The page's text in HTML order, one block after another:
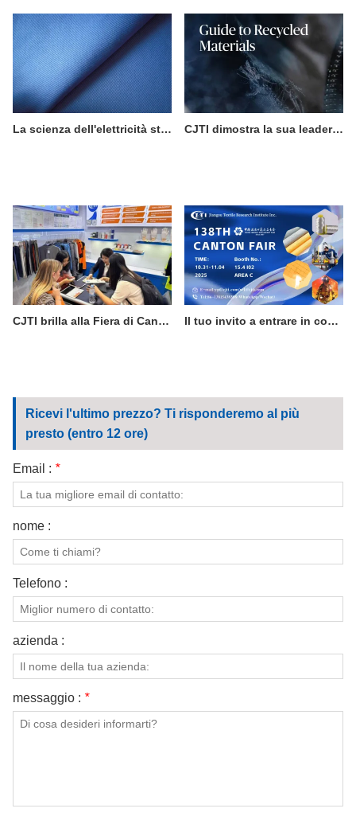
La scienza dell'elettricità statica e perché è importante nell'abbigliamento da lavoro CJTI dimostra la sua leadership nella produzione sostenibile con un'innovazione tessile certificata ecocompatibile
CJTI brilla alla Fiera di Canton: i tessuti funzionali rubano la scena con un'esposizione tecnologica Il tuo invito a entrare in contatto con l'eccellenza: visita CJTI alla 138a Fiera di Canton
Ricevi l'ultimo prezzo? Ti risponderemo al più
presto (entro 12 ore)
Email : *
nome :
Telefono :
azienda :
messaggio : *